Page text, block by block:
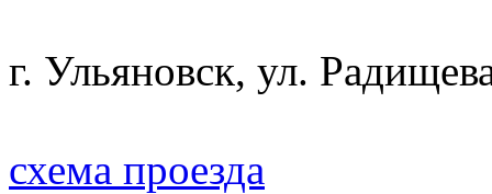
г. Ульяновск, ул.
схема проезда